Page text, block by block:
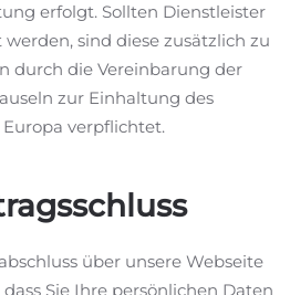
erfolgt. Sollten Dienstleister
sind diese zusätzlich zu
durch die Vereinbarung der
zur Einhaltung des
verpflichtet.
über unsere Webseite
Sie Ihre persönlichen Daten